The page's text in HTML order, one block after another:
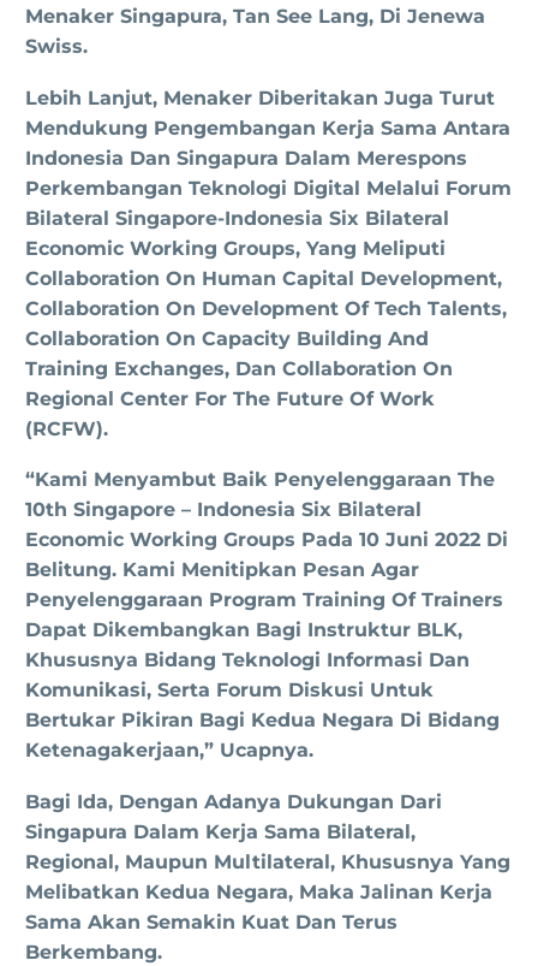
Menaker Singapura, Tan See Lang, Di Jenewa
Swiss.
Lebih Lanjut, Menaker Diberitakan Juga Turut
Mendukung Pengembangan Kerja Sama Antara
Indonesia Dan Singapura Dalam Merespons
Perkembangan Teknologi Digital Melalui Forum
Bilateral Singapore-Indonesia Six Bilateral
Economic Working Groups, Yang Meliputi
Collaboration On Human Capital Development,
Collaboration On Development Of Tech Talents,
Collaboration On Capacity Building And
Training Exchanges, Dan Collaboration On
Regional Center For The Future Of Work
(RCFW).
“Kami Menyambut Baik Penyelenggaraan The
10th Singapore – Indonesia Six Bilateral
Economic Working Groups Pada 10 Juni 2022 Di
Belitung. Kami Menitipkan Pesan Agar
Penyelenggaraan Program Training Of Trainers
Dapat Dikembangkan Bagi Instruktur BLK,
Khususnya Bidang Teknologi Informasi Dan
Komunikasi, Serta Forum Diskusi Untuk
Bertukar Pikiran Bagi Kedua Negara Di Bidang
Ketenagakerjaan,” Ucapnya.
Bagi Ida, Dengan Adanya Dukungan Dari
Singapura Dalam Kerja Sama Bilateral,
Regional, Maupun Multilateral, Khususnya Yang
Melibatkan Kedua Negara, Maka Jalinan Kerja
Sama Akan Semakin Kuat Dan Terus
Berkembang.